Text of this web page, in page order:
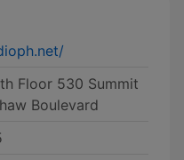
Floor 530 Summit
Boulevard